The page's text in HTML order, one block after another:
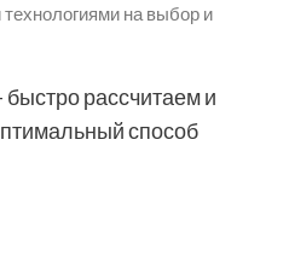
на выбор и
рассчитаем и
способ